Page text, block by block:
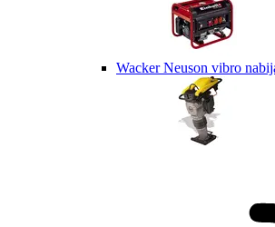
Wacker Neuson vibro